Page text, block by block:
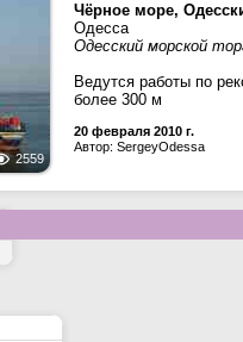
2559
Чёрное море,
Одесса
Одесский морской
Ведутся работы по
более 300 м
20 февраля 2010 г.
Автор: SergeyOdessa